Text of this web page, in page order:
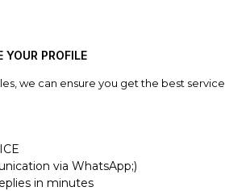
YOUR PROFILE
we can ensure you get the best service
via WhatsApp;)
in minutes